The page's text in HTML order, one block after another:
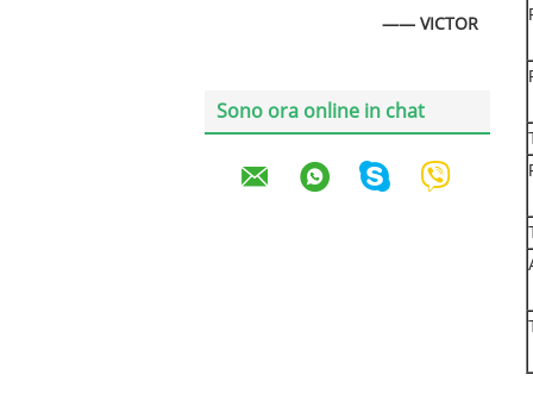
—— VICTOR
Sono ora online in chat